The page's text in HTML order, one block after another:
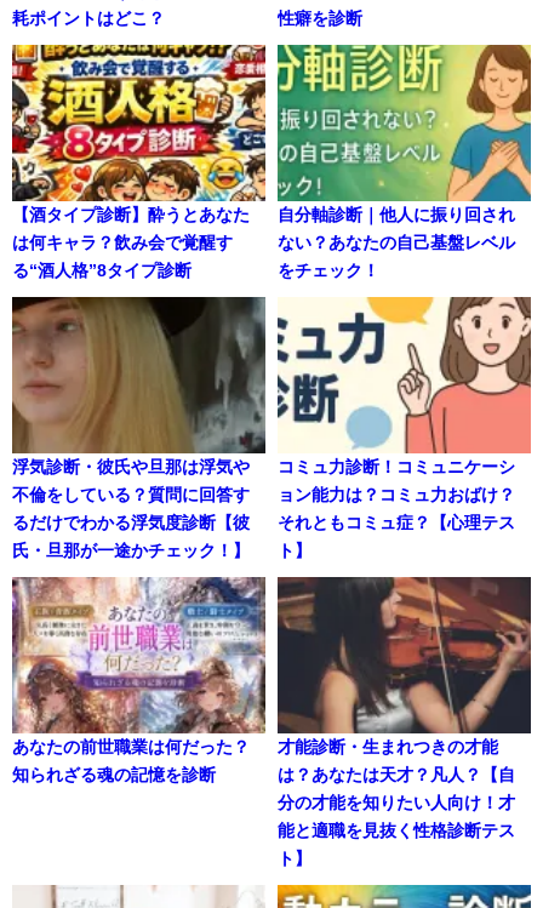
耗ポイントはどこ？
性癖を診断
【酒タイプ診断】酔うとあなた
は何キャラ？飲み会で覚醒す
る“酒人格”8タイプ診断
自分軸診断｜他人に振り回され
ない？あなたの自己基盤レベル
をチェック！
浮気診断・彼氏や旦那は浮気や
不倫をしている？質問に回答す
るだけでわかる浮気度診断【彼
氏・旦那が一途かチェック！】
コミュ力診断！コミュニケーシ
ョン能力は？コミュ力おばけ？
それともコミュ症？【心理テス
ト】
あなたの前世職業は何だった？
知られざる魂の記憶を診断
才能診断・生まれつきの才能
は？あなたは天才？凡人？【自
分の才能を知りたい人向け！才
能と適職を見抜く性格診断テス
ト】